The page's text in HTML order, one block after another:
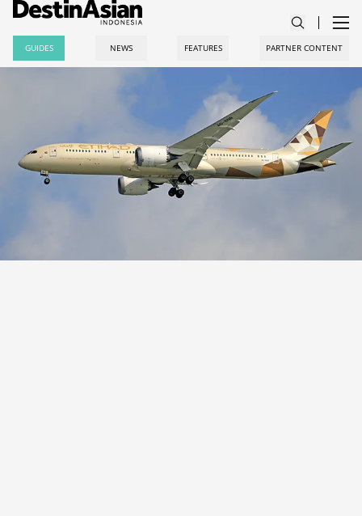
GUIDES NEWS FEATURES PARTNER CONTENT